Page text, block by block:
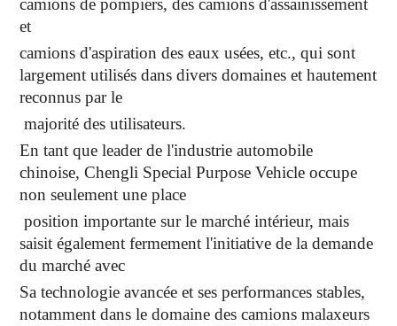
camions de pompiers, des camions d'assainissement
et
camions d'aspiration des eaux usées, etc., qui sont
largement utilisés dans divers domaines et hautement
reconnus par le
majorité des utilisateurs.
En tant que leader de l'industrie automobile
chinoise, Chengli Special Purpose Vehicle occupe
non seulement une place
position importante sur le marché intérieur, mais
saisit également fermement l'initiative de la demande
du marché avec
Sa technologie avancée et ses performances stables,
notamment dans le domaine des camions malaxeurs